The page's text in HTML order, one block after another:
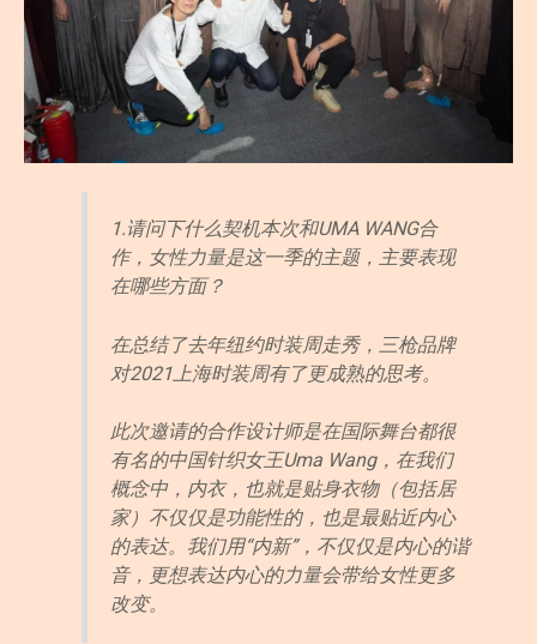
1.请问下什么契机本次和UMA WANG合
作，女性力量是这一季的主题，主要表现
在哪些方面？
在总结了去年纽约时装周走秀，三枪品牌
对2021上海时装周有了更成熟的思考。
此次邀请的合作设计师是在国际舞台都很
有名的中国针织女王Uma Wang，在我们
概念中，内衣，也就是贴身衣物（包括居
家）不仅仅是功能性的，也是最贴近内心
的表达。我们用“内新”，不仅仅是内心的谐
音，更想表达内心的力量会带给女性更多
改变。